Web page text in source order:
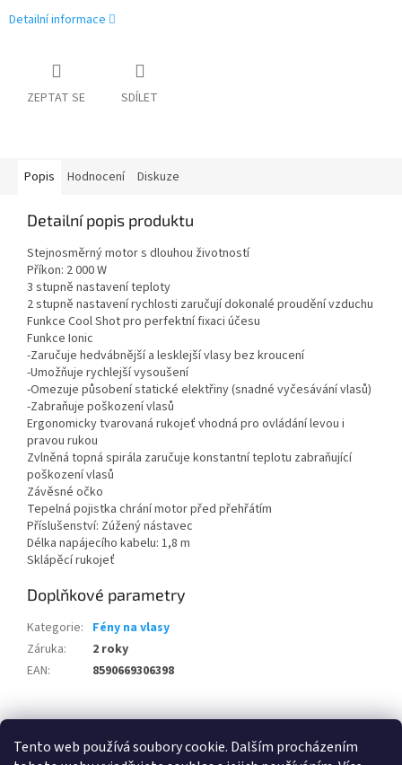
Tento web používá soubory cookie. Dalším procházením
Detailní informace
ZEPTAT SE SDÍLET
Popis Hodnocení Diskuze
Detailní popis produktu
Stejnosměrný motor s dlouhou životností
Příkon: 2 000 W
3 stupně nastavení teploty
2 stupně nastavení rychlosti zaručují dokonalé proudění vzduchu
Funkce Cool Shot pro perfektní fixaci účesu
Funkce Ionic
-Zaručuje hedvábnější a lesklejší vlasy bez kroucení
-Umožňuje rychlejší vysoušení
-Omezuje působení statické elektřiny (snadné vyčesávání vlasů)
-Zabraňuje poškození vlasů
Ergonomicky tvarovaná rukojeť vhodná pro ovládání levou i
pravou rukou
Zvlněná topná spirála zaručuje konstantní teplotu zabraňující
poškození vlasů
Závěsné očko
Tepelná pojistka chrání motor před přehřátím
Příslušenství: Zúžený nástavec
Délka napájecího kabelu: 1,8 m
Sklápěcí rukojeť
Doplňkové parametry
Kategorie: Fény na vlasy
Záruka:
2 roky
EAN: 8590669306398
Z
100 % zákazníků Heureka.cz nás doporučuje! Zboží.cz Firmy.cz